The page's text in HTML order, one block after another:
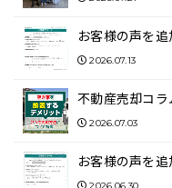
お客様の声を追
2026.07.13
不動産売却コラ
2026.07.03
お客様の声を追
2026.06.30